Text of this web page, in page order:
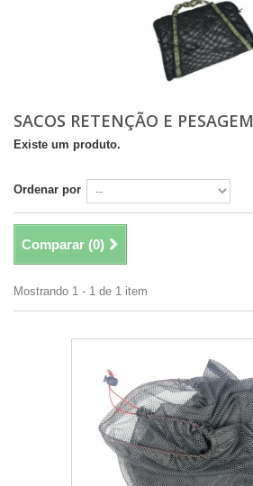
SACOS RETENÇÃO E PESAGEM
Existe um produto.
Ordenar por
Comparar (0)
Mostrando 1 - 1 de 1 item